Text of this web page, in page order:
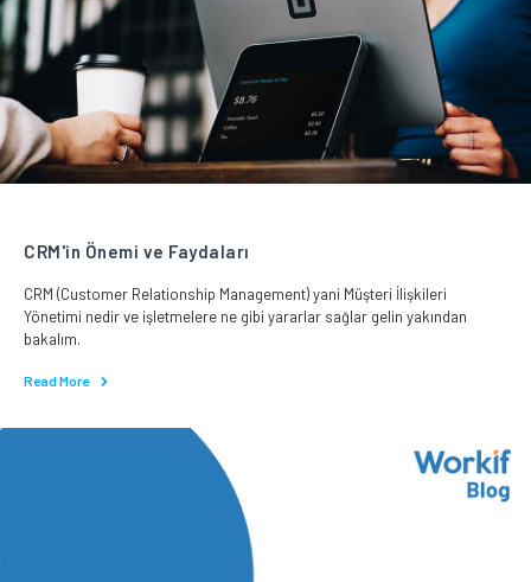
CRM'in Önemi ve Faydaları
CRM (Customer Relationship Management) yani Müşteri İlişkileri
Yönetimi nedir ve işletmelere ne gibi yararlar sağlar gelin yakından
bakalım.
Read More